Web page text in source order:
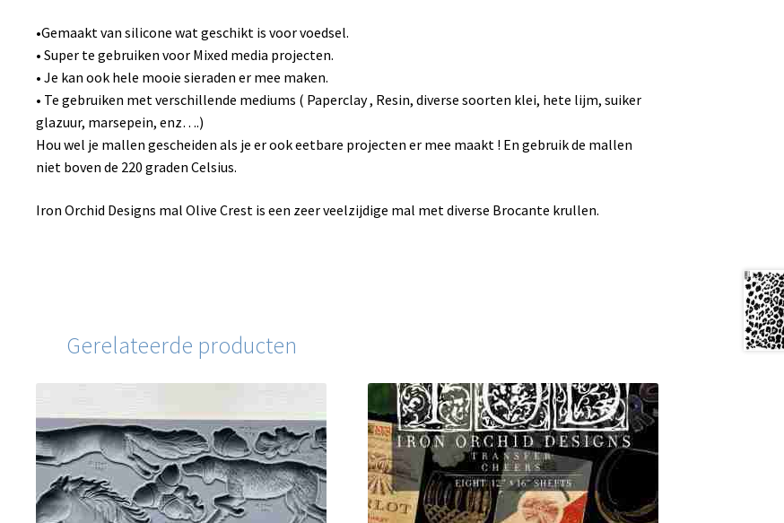
•Gemaakt van silicone wat geschikt is voor voedsel.
• Super te gebruiken voor Mixed media projecten.
• Je kan ook hele mooie sieraden er mee maken.
• Te gebruiken met verschillende mediums ( Paperclay , Resin, diverse soorten klei, hete lijm, suiker
glazuur, marsepein, enz….)
Hou wel je mallen gescheiden als je er ook eetbare projecten er mee maakt ! En gebruik de mallen
niet boven de 220 graden Celsius.
Iron Orchid Designs mal Olive Crest is een zeer veelzijdige mal met diverse Brocante krullen.
Gerelateerde producten